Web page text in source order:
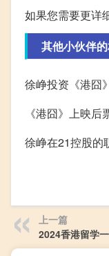
如果您需要更详
其他小伙伴
徐峥投资《港囧
《港囧》上映后
徐峥在21控股的
上一篇
2024香港留学